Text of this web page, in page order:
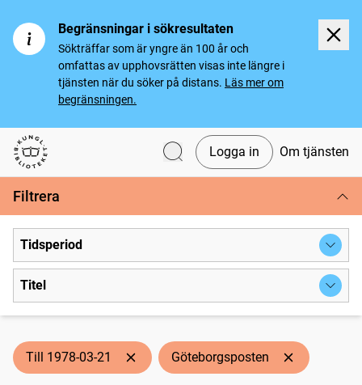
Begränsningar i sökresultaten
Sökträffar som är yngre än 100 år och
omfattas av upphovsrätten visas inte längre i
tjänsten när du söker på distans. Läs mer om
begränsningen.
Svenska tidningar
Logga in Om tjänsten
Filtrera
Tidsperiod
Titel
Till 1978-03-21 Göteborgsposten